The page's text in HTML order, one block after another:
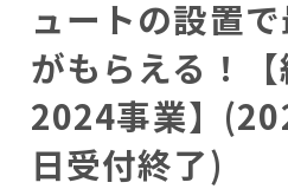
ュートの設置
がもらえる！
2024事業】
日受付終了)